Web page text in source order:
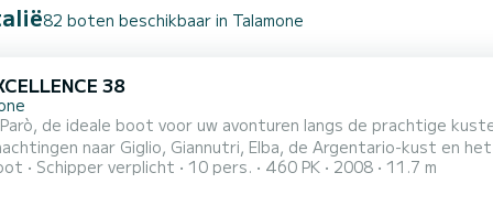
82 boten beschikbaar in Talamone
38
de ideale boot voor uw avonturen langs de prachtige
naar Giglio, Giannutri, Elba, de Argentario-kust en
in kristalhelder water of gewoon wilt ontspannen in de
Schipper verplicht 10 pers. 460 PK 2008 11.7 m